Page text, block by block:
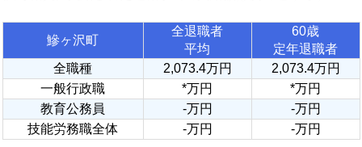
鰺ヶ沢町
全退職者
平均
60歳
定年退職者
全職種
2,073.4万円
2,073.4万円
一般行政職
*万円
*万円
教育公務員
-万円
-万円
技能労務職全体
-万円 -万円